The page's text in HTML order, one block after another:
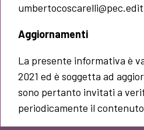
Aggiornamenti
La presente informativa è
2021 ed è soggetta ad
sono pertanto invitati a
periodicamente il